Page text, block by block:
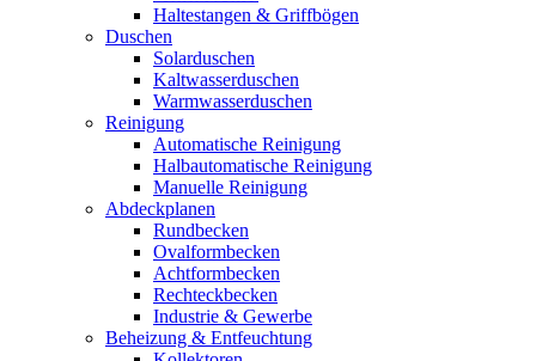
Haltestangen & Griffbögen
Duschen
Solarduschen
Kaltwasserduschen
Warmwasserduschen
Reinigung
Automatische Reinigung
Halbautomatische Reinigung
Manuelle Reinigung
Abdeckplanen
Rundbecken
Ovalformbecken
Achtformbecken
Rechteckbecken
Industrie & Gewerbe
Beheizung & Entfeuchtung